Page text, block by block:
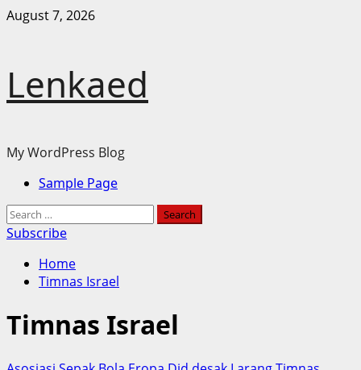
Skip
August 7, 2026
Lenkaed
My WordPress Blog
PrimarySample Page
Search
for:
Subscribe
Home
Timnas Israel
Timnas Israel